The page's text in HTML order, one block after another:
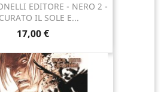
EDITORE - NERO 2 -
IL SOLE E...
17,00 €